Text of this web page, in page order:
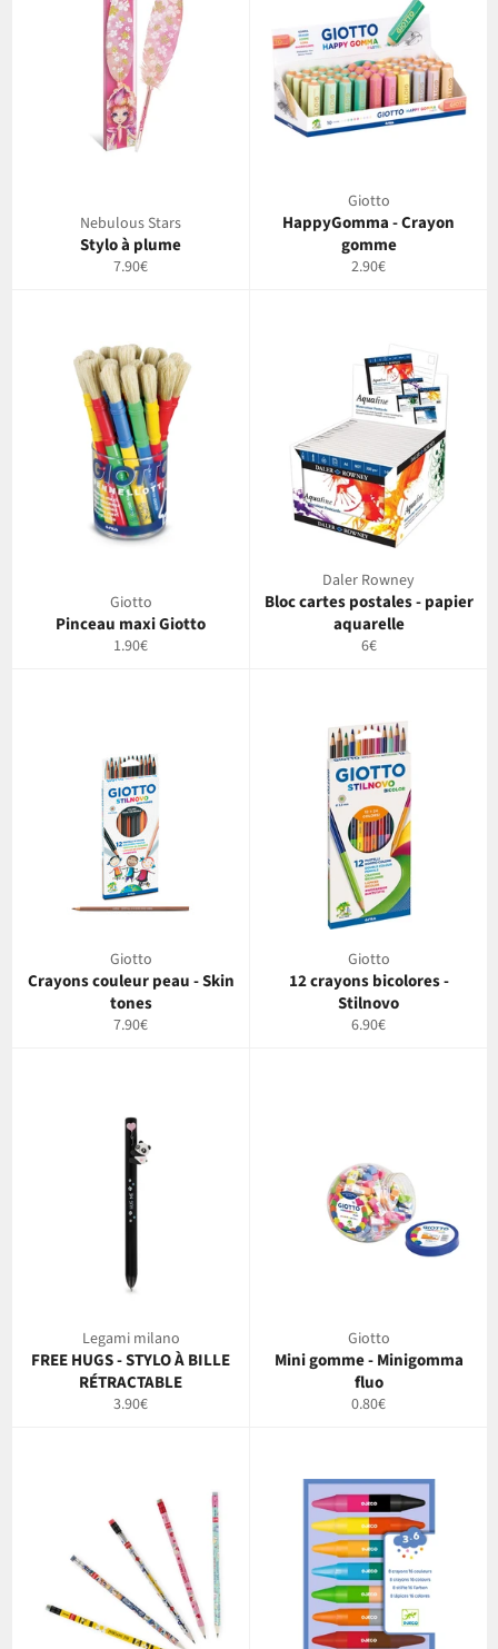
Nebulous Stars
Stylo à plume
Prix
7.90€
Giotto
HappyGomma - Crayon
gomme
Prix
2.90€
Giotto
Pinceau maxi Giotto
Prix
1.90€
Daler Rowney
Bloc cartes postales - papier
aquarelle
Prix
6€
Giotto
Crayons couleur peau - Skin
tones
Prix
7.90€
Giotto
12 crayons bicolores -
Stilnovo
Prix
6.90€
Legami milano
FREE HUGS - STYLO À BILLE
RÉTRACTABLE
Prix
3.90€
Giotto
Mini gomme - Minigomma
fluo
Prix
0.80€